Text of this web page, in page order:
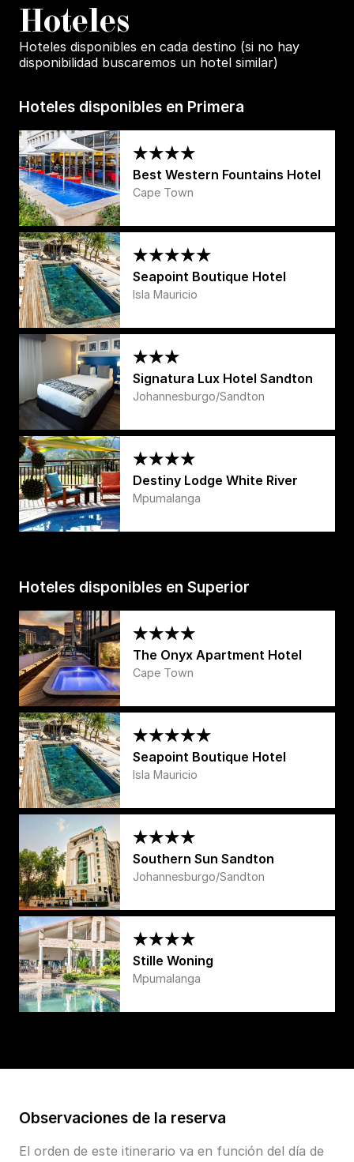
Hoteles
Hoteles disponibles en cada destino (si no hay
disponibilidad buscaremos un hotel similar)
Hoteles disponibles en Primera
Best Western Fountains Hotel
Cape Town
Seapoint Boutique Hotel
Isla Mauricio
Signatura Lux Hotel Sandton
Johannesburgo/Sandton
Destiny Lodge White River
Mpumalanga
Hoteles disponibles en Superior
The Onyx Apartment Hotel
Cape Town
Seapoint Boutique Hotel
Isla Mauricio
Southern Sun Sandton
Johannesburgo/Sandton
Stille Woning
Mpumalanga
Observaciones de la reserva
El orden de este itinerario va en función del día de